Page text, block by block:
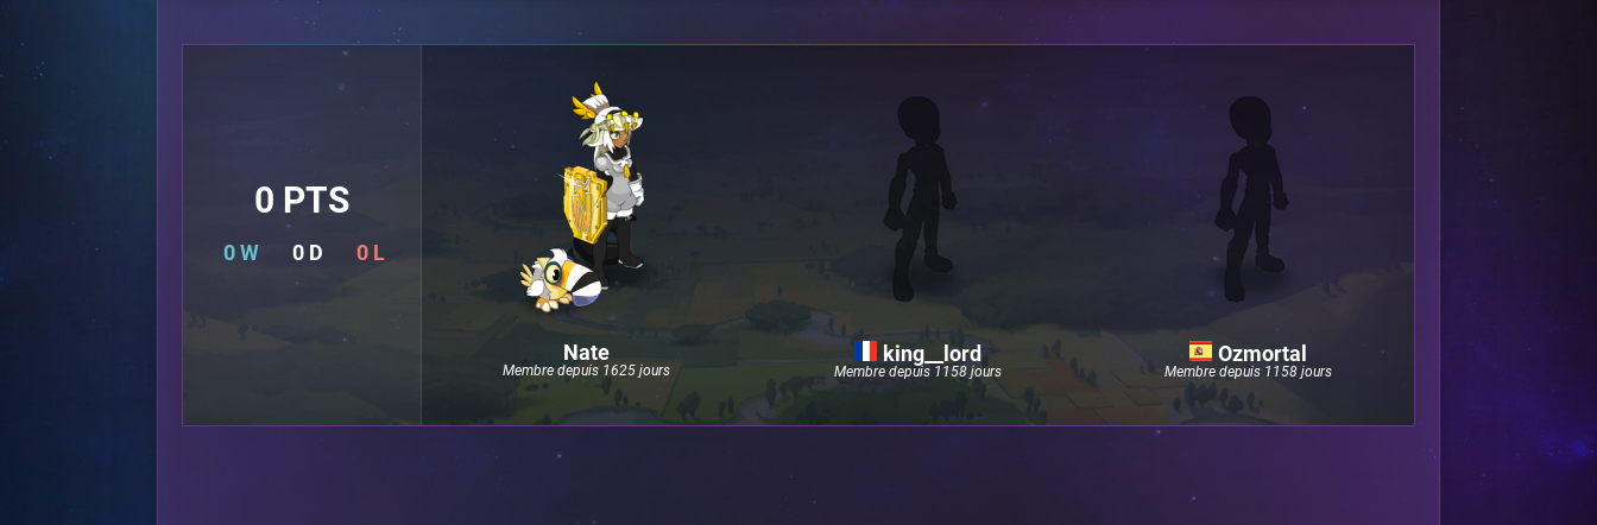
0 PTS
0 W 0 D 0 L
Nate
Membre depuis 1625 jours
king__lord
Membre depuis 1158 jours
Ozmortal
Membre depuis 1158 jours